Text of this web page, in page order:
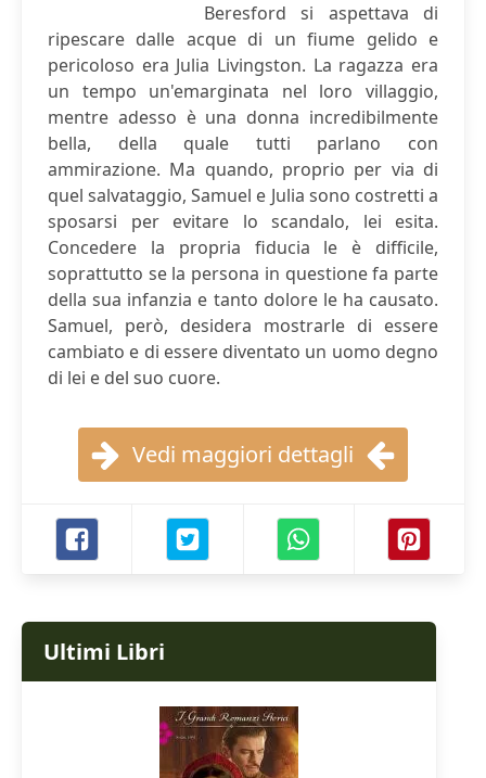
Beresford si aspettava di
ripescare dalle acque di un fiume gelido e
pericoloso era Julia Livingston. La ragazza era
un tempo un'emarginata nel loro villaggio,
mentre adesso è una donna incredibilmente
bella, della quale tutti parlano con
ammirazione. Ma quando, proprio per via di
quel salvataggio, Samuel e Julia sono costretti a
sposarsi per evitare lo scandalo, lei esita.
Concedere la propria fiducia le è difficile,
soprattutto se la persona in questione fa parte
della sua infanzia e tanto dolore le ha causato.
Samuel, però, desidera mostrarle di essere
cambiato e di essere diventato un uomo degno
di lei e del suo cuore.
Vedi maggiori dettagli
Ultimi Libri